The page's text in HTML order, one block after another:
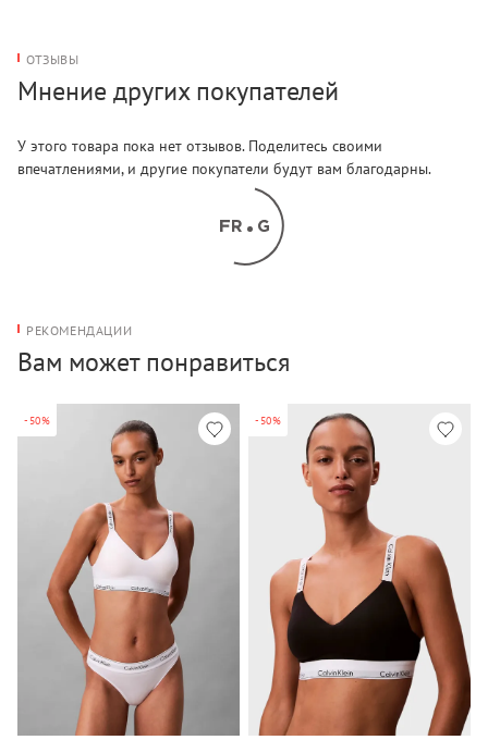
ОТЗЫВЫ
Мнение других покупателей
У этого товара пока нет отзывов. Поделитесь своими
впечатлениями, и другие покупатели будут вам благодарны.
РЕКОМЕНДАЦИИ
Вам может понравиться
-50% -50%